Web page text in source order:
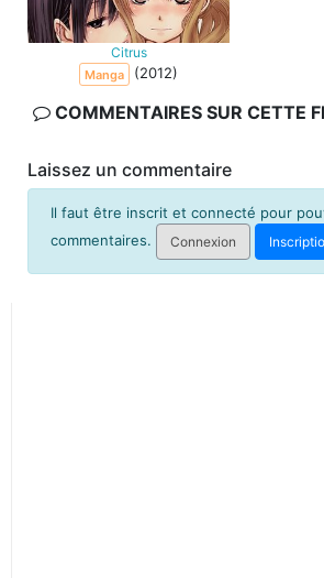
Citrus
Manga (2012)
COMMENTAIRES SUR CETTE
Laissez un commentaire
Il faut être inscrit et connecté pour
commentaires.
Connexion